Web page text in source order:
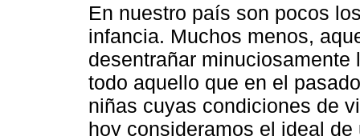
En nuestro país son pocos
infancia. Muchos menos,
desentrañar
todo aquello que en el
niñas cuyas condiciones de
hoy consideramos el ideal de